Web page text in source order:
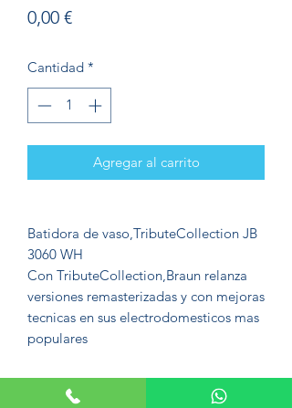
0,00 €Precio
Cantidad *
Agregar al carrito
Batidora de vaso,TributeCollection JB
3060 WH
Con TributeCollection,Braun relanza
versiones remasterizadas y con mejoras
tecnicas en sus electrodomesticos mas
populares